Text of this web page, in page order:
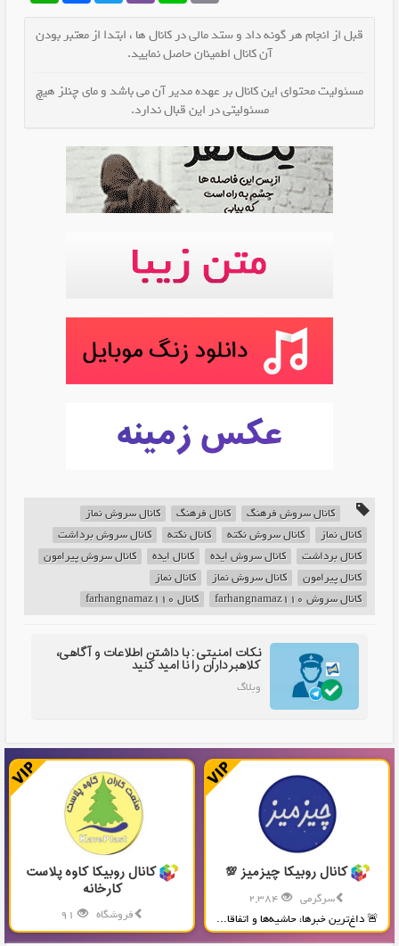
قبل از انجام هر گونه داد و ستد مالی در کانال ها ، ابتدا از معتبر بودن
آن کانال اطمینان حاصل نمایید.
مسئولیت محتوای این کانال بر عهده مدیر آن می باشد و مای چنلز هیچ
مسئولیتی در این قبال ندارد.
کانال سروش فرهنگ کانال فرهنگ
کانال سروش نماز
کانال نماز
کانال سروش نکته کانال نکته
کانال سروش برداشت
کانال برداشت
کانال سروش ایده کانال ایده
کانال سروش پیرامون
کانال پیرامون
کانال سروش نماز
کانال نماز
کانال سروش farhangnamaz110
کانال farhangnamaz110
نکات امنیتی: با داشتن اطلاعات و آگاهی،
کلاهبرداران را نا امید کنید
وبلاگ
کانال روبیکا چیزمیز 💯
سرگرمی
🚨 داغ‌ترین خبرها، حاشیه‌ها و اتفاقا...
کانال روبیکا کاوه پلاست
کارخانه
فروشگاه
تولید و پخش محصولات پلاستیکی...